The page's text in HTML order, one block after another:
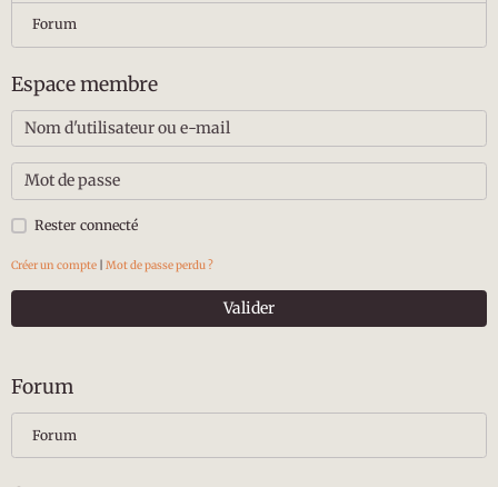
Forum
Espace membre
Rester connecté
Créer un compte | Mot de passe perdu ?
Valider
Forum
Forum